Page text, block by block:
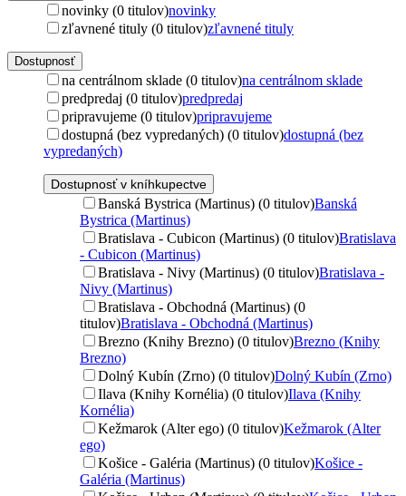
novinky (0 titulov)novinky
zľavnené tituly (0 titulov)zľavnené tituly
Dostupnosť
na centrálnom sklade (0 titulov)na centrálnom sklade
predpredaj (0 titulov)predpredaj
pripravujeme (0 titulov)pripravujeme
dostupná (bez vypredaných) (0 titulov)dostupná (bez
vypredaných)
Dostupnosť v kníhkupectve
Banská Bystrica (Martinus) (0 titulov)Banská
Bystrica (Martinus)
Bratislava - Cubicon (Martinus) (0 titulov)Bratislava
- Cubicon (Martinus)
Bratislava - Nivy (Martinus) (0 titulov)Bratislava -
Nivy (Martinus)
Bratislava - Obchodná (Martinus) (0
titulov)Bratislava - Obchodná (Martinus)
Brezno (Knihy Brezno) (0 titulov)Brezno (Knihy
Brezno)
Dolný Kubín (Zrno) (0 titulov)Dolný Kubín (Zrno)
Ilava (Knihy Kornélia) (0 titulov)Ilava (Knihy
Kornélia)
Kežmarok (Alter ego) (0 titulov)Kežmarok (Alter
ego)
Košice - Galéria (Martinus) (0 titulov)Košice -
Galéria (Martinus)